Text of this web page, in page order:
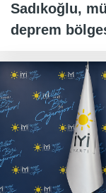
Sadıkoğlu,
deprem